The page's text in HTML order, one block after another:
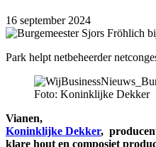
16 september 2024
Park helpt netbeheerder
Foto: Koninklijke Dekker
Vianen,
Koninklijke Dekker,
klare hout en composiet